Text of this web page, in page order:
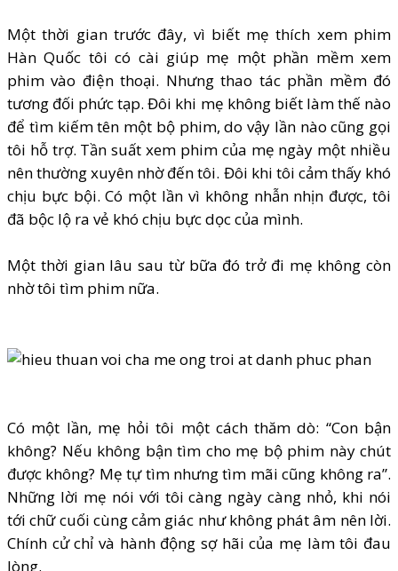
Một thời gian trước đây, vì biết mẹ thích xem phim
Hàn Quốc tôi có cài giúp mẹ một phần mềm xem
phim vào điện thoại. Nhưng thao tác phần mềm đó
tương đối phức tạp. Đôi khi mẹ không biết làm thế nào
để tìm kiếm tên một bộ phim, do vậy lần nào cũng gọi
tôi hỗ trợ. Tần suất xem phim của mẹ ngày một nhiều
nên thường xuyên nhờ đến tôi. Đôi khi tôi cảm thấy khó
chịu bực bội. Có một lần vì không nhẫn nhịn được, tôi
đã bộc lộ ra vẻ khó chịu bực dọc của mình.
Một thời gian lâu sau từ bữa đó trở đi mẹ không còn
nhờ tôi tìm phim nữa.
Có một lần, mẹ hỏi tôi một cách thăm dò: “Con bận
không? Nếu không bận tìm cho mẹ bộ phim này chút
được không? Mẹ tự tìm nhưng tìm mãi cũng không ra”.
Những lời mẹ nói với tôi càng ngày càng nhỏ, khi nói
tới chữ cuối cùng cảm giác như không phát âm nên lời.
Chính cử chỉ và hành động sợ hãi của mẹ làm tôi đau
lòng.